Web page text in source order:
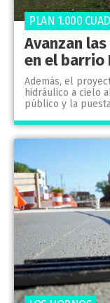
Avanzan
en el barrio
Además, el
hidráulico a cielo
público y la
PLAN 1.000